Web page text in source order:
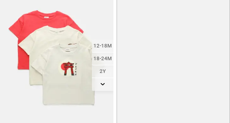
12-18M
18-24M
2Y
3Y